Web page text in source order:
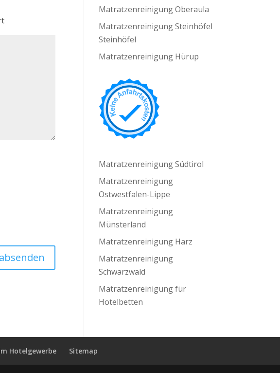
Matratzenreinigung Oberaula
Matratzenreinigung Steinhöfel
Steinhöfel
Matratzenreinigung Hürup
Matratzenreinigung Südtirol
Matratzenreinigung
Ostwestfalen-Lippe
Matratzenreinigung
Münsterland
Matratzenreinigung Harz
Matratzenreinigung
Schwarzwald
Matratzenreinigung für
Hotelbetten
Hotelgewerbe Sitemap